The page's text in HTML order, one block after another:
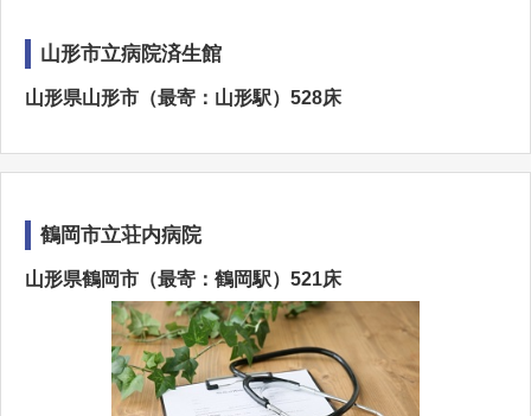
山形市立病院済生館
山形県山形市（最寄：山形駅）528床
鶴岡市立荘内病院
山形県鶴岡市（最寄：鶴岡駅）521床